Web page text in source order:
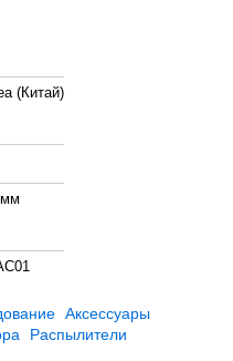
(Китай)
Аксессуары
Распылители